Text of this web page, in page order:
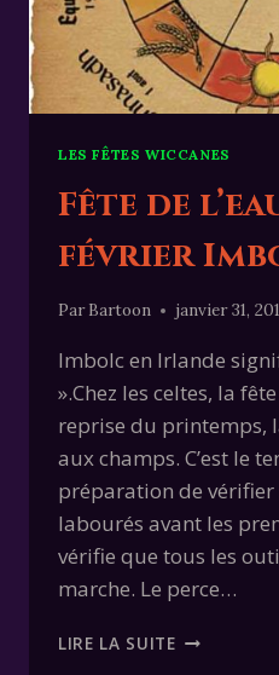
LES FÊTES WICCANES
Fête de
février
Par Bartoon janvier 31,
Imbolc en Irlande
».Chez les celtes, la
reprise du printemps,
aux champs. C’est le
préparation de
labourés avant les
vérifie que tous les
marche. Le perce…
LIRE LA SUITEFÊTE